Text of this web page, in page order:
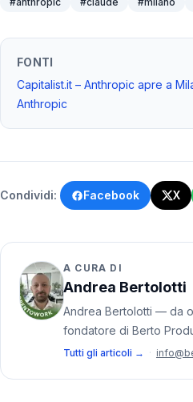
FONTI
Capitalist.it – Anthropic apre a
Anthropic
Condividi: Facebook X
A CURA DI
Andrea Bertolotti
Andrea Bertolotti — da
fondatore di Berto
Tutti gli articoli → ·